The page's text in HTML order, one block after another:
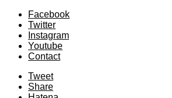
Facebook
Twitter
Instagram
Youtube
Contact
Tweet
Share